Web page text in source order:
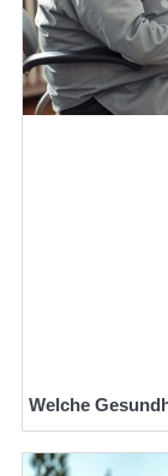
Welche